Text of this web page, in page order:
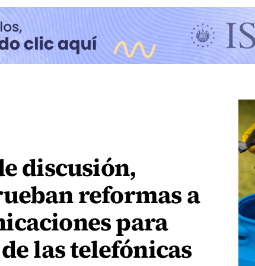
discusión,
reformas a
para
las telefónicas